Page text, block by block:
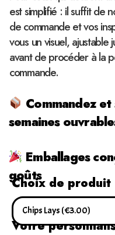
est simplifié : il suffit de
de commande et vos
vous un visuel, ajustable
avant de procéder à la
commande.
Commandez
semaines
Emballages
goûts
Choix de produit
Votre